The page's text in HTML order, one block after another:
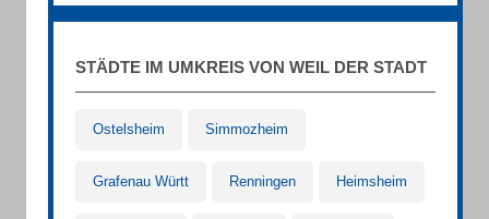
STÄDTE IM UMKREIS VON WEIL DER STADT
Ostelsheim Simmozheim
Grafenau Württ Renningen Heimsheim